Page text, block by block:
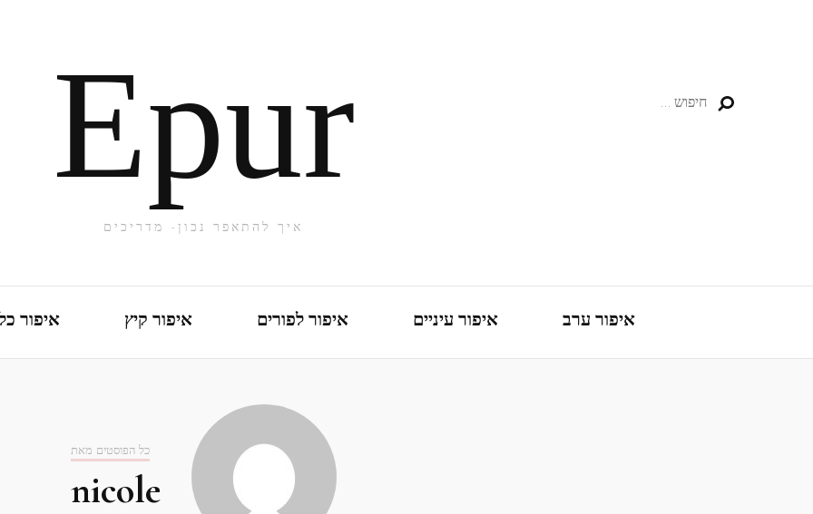
חיפוש: Epur
איך להתאפר נכון- מדריכים
איפור ערב איפור עיניים איפור לפורים איפור קיץ איפור
כל הפוסטים מאת
nicole